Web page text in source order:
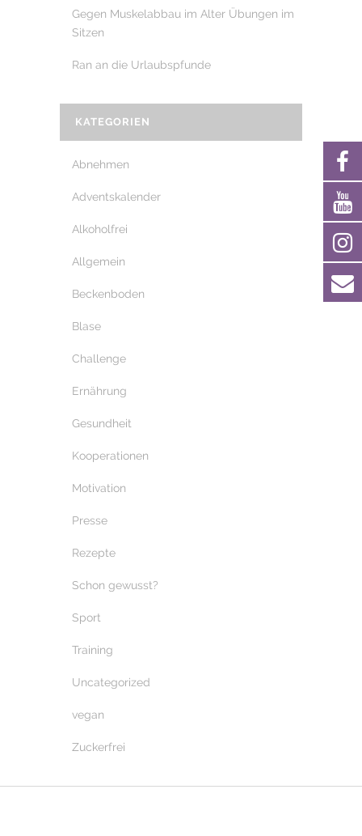
Gegen Muskelabbau im Alter Übungen im
Sitzen
Ran an die Urlaubspfunde
KATEGORIEN
Abnehmen
Adventskalender
Alkoholfrei
Allgemein
Beckenboden
Blase
Challenge
Ernährung
Gesundheit
Kooperationen
Motivation
Presse
Rezepte
Schon gewusst?
Sport
Training
Uncategorized
vegan
Zuckerfrei